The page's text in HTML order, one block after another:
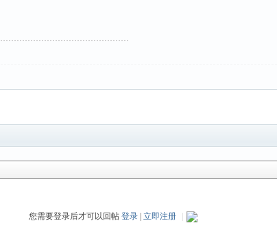
您需要登录后才可以回帖 登录 立即注册